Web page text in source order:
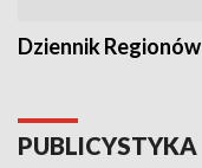
Dziennik Regionów
PUBLICYSTYKA